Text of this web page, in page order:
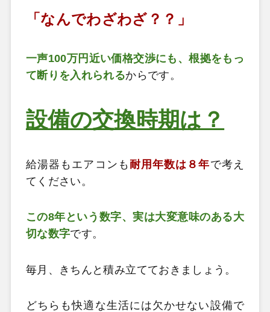
「なんでわざわざ？？」
一声100万円近い価格交渉にも、根拠をもっ
て断りを入れられるからです。
設備の交換時期は？
給湯器もエアコンも 耐用年数は８年で考え
てください。
この8年という数字、実は大変意味のある大
切な数字です。
毎月、きちんと積み立てておきましょう。
どちらも快適な生活には欠かせない設備で